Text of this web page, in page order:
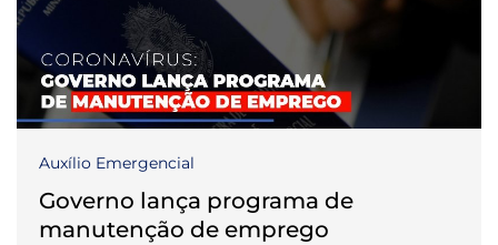
Auxílio Emergencial
Governo lança programa de
manutenção de emprego